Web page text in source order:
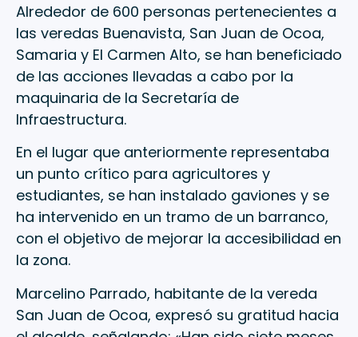
Alrededor de 600 personas pertenecientes a
las veredas Buenavista, San Juan de Ocoa,
Samaria y El Carmen Alto, se han beneficiado
de las acciones llevadas a cabo por la
maquinaria de la Secretaría de
Infraestructura.
En el lugar que anteriormente representaba
un punto crítico para agricultores y
estudiantes, se han instalado gaviones y se
ha intervenido en un tramo de un barranco,
con el objetivo de mejorar la accesibilidad en
la zona.
Marcelino Parrado, habitante de la vereda
San Juan de Ocoa, expresó su gratitud hacia